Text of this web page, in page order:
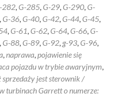
282, G-285, G-29, G-290, G-
, G-36, G-40, G-42, G-44, G-45,
, G-61, G-62, G-64, G-66, G-
, G-88, G-89, G-92, g-93, G-96,
,naprawa,pojawienie się
pojazdu w trybie awaryjnym,
jest sterownik /
turbinach Garrett o numerze: